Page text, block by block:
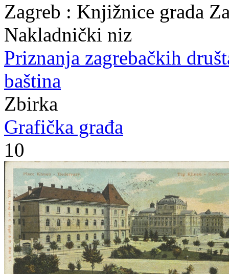
Zagreb : Knjižnice grada
Nakladnički niz
Priznanja zagrebačkih
baština
Zbirka
Grafička građa
10